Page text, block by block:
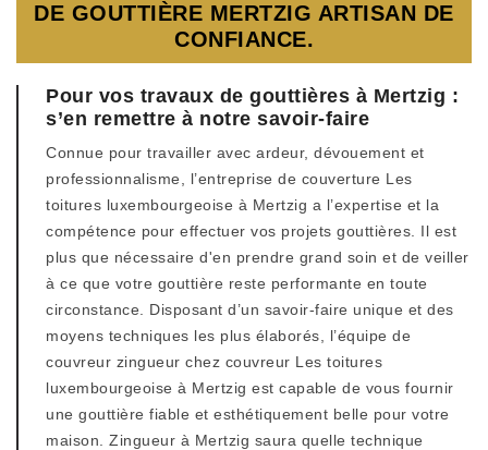
DE GOUTTIÈRE MERTZIG ARTISAN DE
CONFIANCE.
Pour vos travaux de gouttières à Mertzig :
s’en remettre à notre savoir-faire
Connue pour travailler avec ardeur, dévouement et
professionnalisme, l’entreprise de couverture Les
toitures luxembourgeoise à Mertzig a l’expertise et la
compétence pour effectuer vos projets gouttières. Il est
plus que nécessaire d'en prendre grand soin et de veiller
à ce que votre gouttière reste performante en toute
circonstance. Disposant d’un savoir-faire unique et des
moyens techniques les plus élaborés, l’équipe de
couvreur zingueur chez couvreur Les toitures
luxembourgeoise à Mertzig est capable de vous fournir
une gouttière fiable et esthétiquement belle pour votre
maison. Zingueur à Mertzig saura quelle technique